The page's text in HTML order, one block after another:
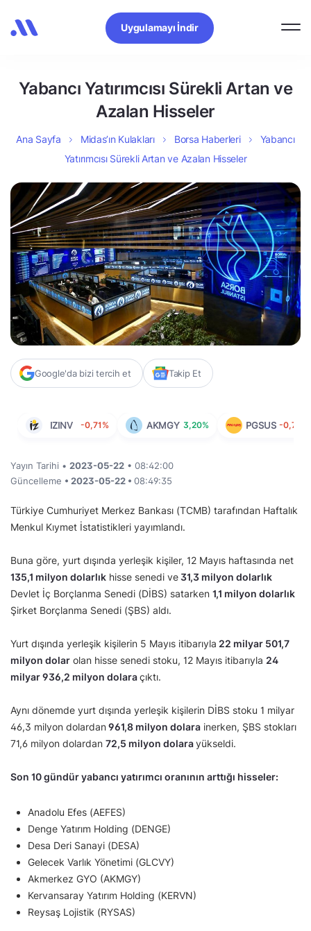
Uygulamayı İndir
Yabancı Yatırımcısı Sürekli Artan ve
Azalan Hisseler
Ana Sayfa Midas’ın Kulakları Borsa Haberleri
Yabancı
Yatırımcısı Sürekli Artan ve Azalan Hisseler
Google'da bizi tercih et Takip Et
IZINV -0,71% AKMGY 3,20% PGSUS -0,78%
Yayın Tarihi • 2023-05-22 • 08:42:00
Güncelleme • 2023-05-22 • 08:49:35
Türkiye Cumhuriyet Merkez Bankası (TCMB) tarafından Haftalık
Menkul Kıymet İstatistikleri yayımlandı.
Buna göre, yurt dışında yerleşik kişiler, 12 Mayıs haftasında net
135,1 milyon dolarlık hisse senedi ve31,3 milyon dolarlık
Devlet İç Borçlanma Senedi (DİBS) satarken 1,1 milyon dolarlık
Şirket Borçlanma Senedi (ŞBS) aldı.
Yurt dışında yerleşik kişilerin 5 Mayıs itibarıyla 22 milyar 501,7
milyon dolar olan hisse senedi stoku, 12 Mayıs itibarıyla 24
milyar 936,2 milyon dolaraçıktı.
Aynı dönemde yurt dışında yerleşik kişilerin DİBS stoku 1 milyar
46,3 milyon dolardan961,8 milyon dolara inerken, ŞBS stokları
71,6 milyon dolardan 72,5 milyon dolarayükseldi.
Son 10 gündür yabancı yatırımcı oranının arttığı hisseler:
Anadolu Efes (AEFES)
Denge Yatırım Holding (DENGE)
Desa Deri Sanayi (DESA)
Gelecek Varlık Yönetimi (GLCVY)
Akmerkez GYO (AKMGY)
Kervansaray Yatırım Holding (KERVN)
Reysaş Lojistik (RYSAS)